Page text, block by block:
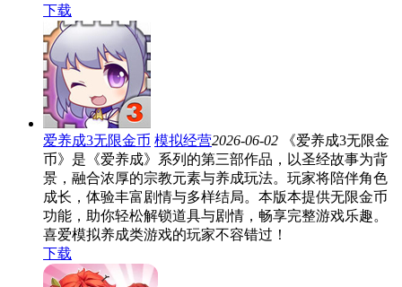
下载
爱养成3无限金币 模拟经营2026-06-02
《爱养成3无限金
币》是《爱养成》系列的第三部作品，以圣经故事为背
景，融合浓厚的宗教元素与养成玩法。玩家将陪伴角色
成长，体验丰富剧情与多样结局。本版本提供无限金币
功能，助你轻松解锁道具与剧情，畅享完整游戏乐趣。
喜爱模拟养成类游戏的玩家不容错过！
下载